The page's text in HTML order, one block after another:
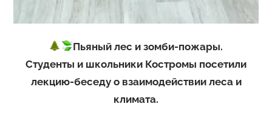
Пьяный лес и зомби-пожары.
Студенты и школьники Костромы посетили
лекцию-беседу о взаимодействии леса и
климата.